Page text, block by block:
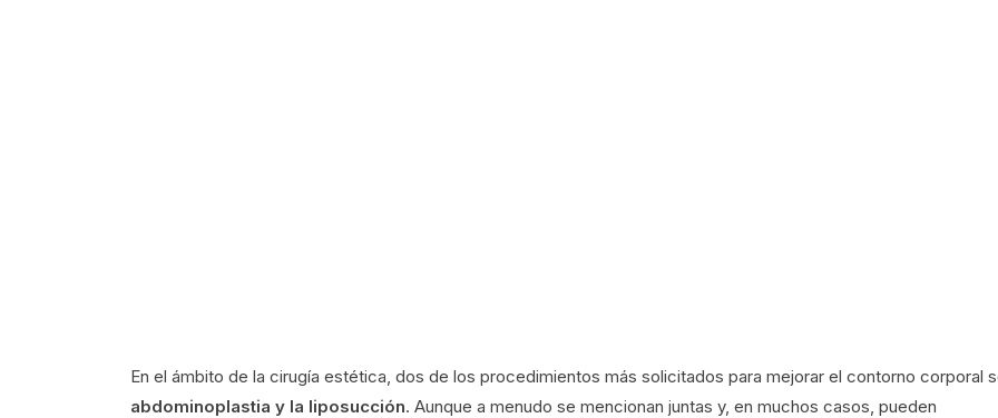
En el ámbito de la cirugía estética, dos de los procedimientos más solicitados para mejorar el contorno corporal
abdominoplastia y la liposucción. Aunque a menudo se mencionan juntas y, en muchos casos, pueden